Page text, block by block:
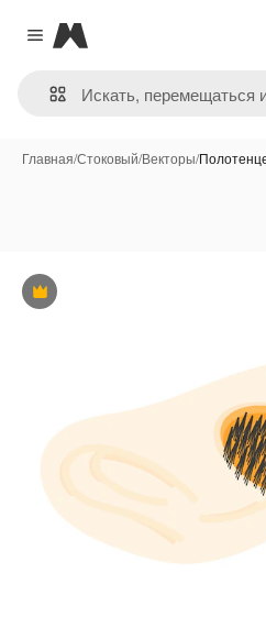
Close menu
Magnific
Главная/Стоковый/Векторы/
Премиум